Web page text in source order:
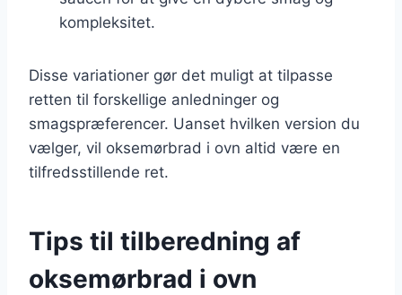
kompleksitet.
Disse variationer gør det muligt at tilpasse
retten til forskellige anledninger og
smagspræferencer. Uanset hvilken version du
vælger, vil oksemørbrad i ovn altid være en
tilfredsstillende ret.
Tips til tilberedning af
oksemørbrad i ovn